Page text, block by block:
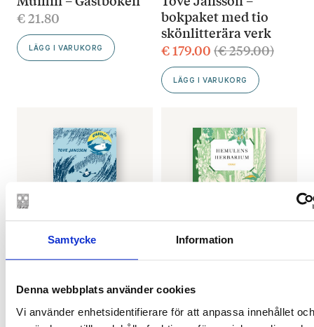
Samtycke Information
Denna webbplats använder cookies
Vi använder enhetsidentifierare för att anpassa innehållet
€21.80
LÄGG I VARUKORG
bokpaket med tio
skönlitterära verk
€179.00(€259.00)
LÄGG I VARUKORG
jubileumsutgåva
€31.90
LÄGG I VARUKORG